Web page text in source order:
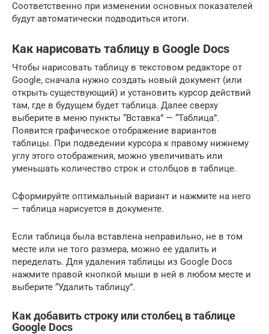
Соответственно при изменении основных показателей
будут автоматически подводиться итоги.
Как нарисовать таблицу в Google Docs
Чтобы нарисовать таблицу в текстовом редакторе от
Google, сначала нужно создать новый документ (или
открыть существующий) и установить курсор действий
там, где в будущем будет таблица. Далее сверху
выберите в меню пункты “Вставка” — “Таблица”.
Появится графическое отображение вариантов
таблицы. При подведении курсора к правому нижнему
углу этого отображения, можно увеличивать или
уменьшать количество строк и столбцов в таблице.
Сформируйте оптимальный вариант и нажмите на него
— таблица нарисуется в документе.
Если таблица была вставлена неправильно, не в том
месте или не того размера, можно ее удалить и
переделать. Для удаления таблицы из Google Docs
нажмите правой кнопкой мыши в ней в любом месте и
выберите “Удалить таблицу”.
Как добавить строку или столбец в таблице
Google Docs